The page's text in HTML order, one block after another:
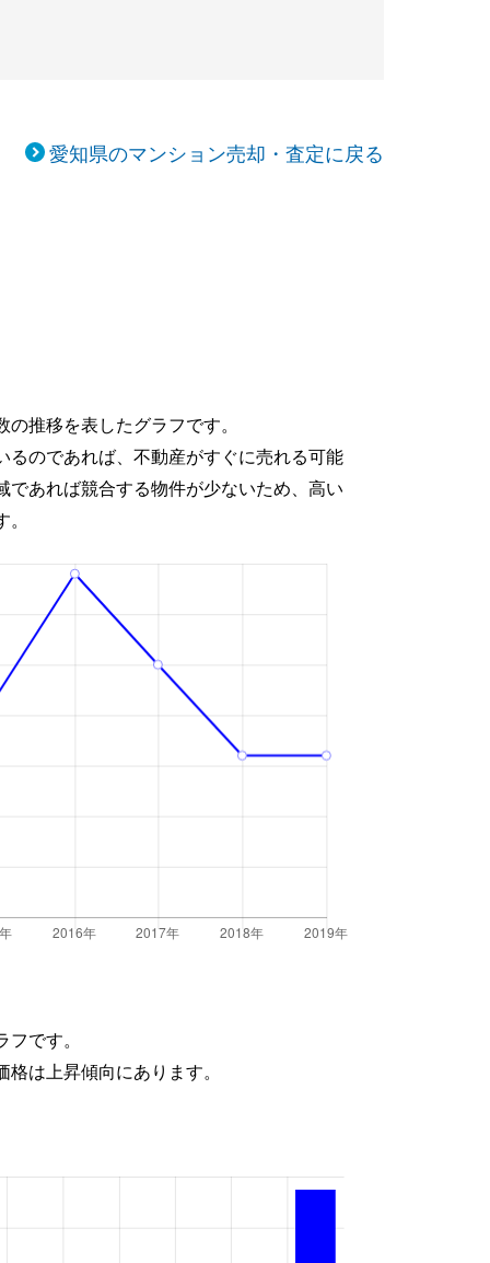
愛知県のマンション売却・査定に戻る
推移を表したグラフです。
るのであれば、不動産がすぐに売れる可能
であれば競合する物件が少ないため、高い
です。
は上昇傾向にあります。